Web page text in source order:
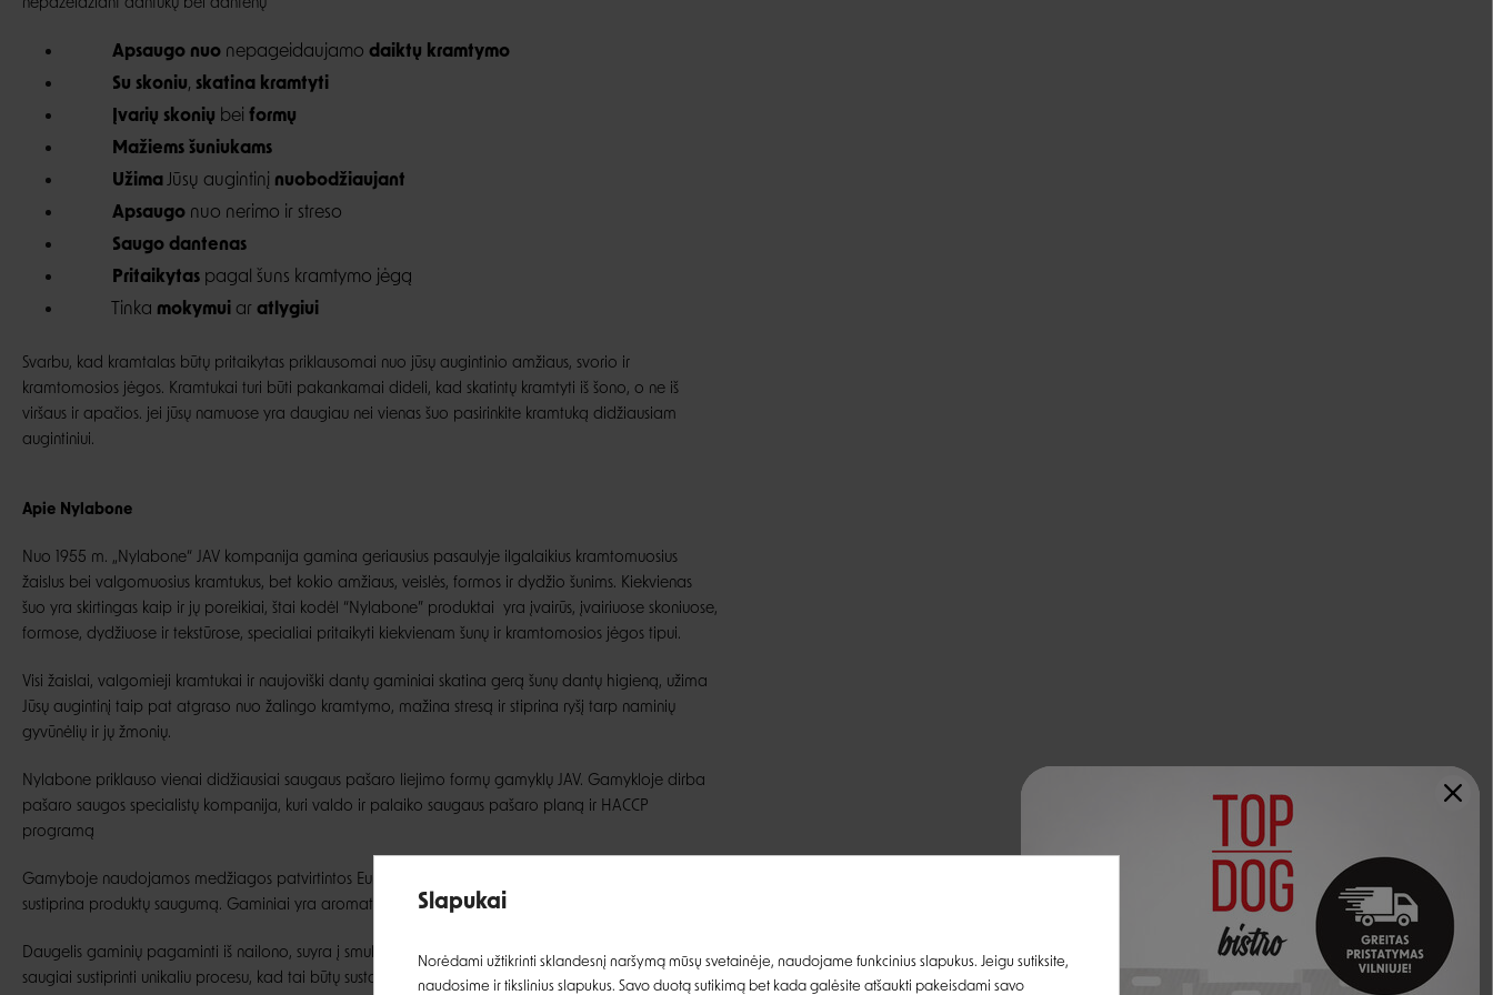
nepažeidžiant dantukų bei dantenų
Apsaugo nuo nepageidaujamo daiktų kramtymo
Su skoniu, skatina kramtyti
Įvarių skonių bei formų
Mažiems šuniukams
UžimaJūsų augintinį nuobodžiaujant
Apsaugo nuo nerimo ir streso
Saugo dantenas
Pritaikytas pagal šuns kramtymo jėgą
Tinka mokymui ar atlygiui
Svarbu, kad kramtalas būtų pritaikytas priklausomai nuo jūsų augintinio amžiaus, svorio ir
kramtomosios jėgos. Kramtukai turi būti pakankamai dideli, kad skatintų kramtyti iš šono, o ne iš
viršaus ir apačios. jei jūsų namuose yra daugiau nei vienas šuo pasirinkite kramtuką didžiausiam
augintiniui.
Apie Nylabone
Nuo 1955 m. „Nylabone“ JAV kompanija gamina geriausius pasaulyje ilgalaikius kramtomuosius
žaislus bei valgomuosius kramtukus, bet kokio amžiaus, veislės, formos ir dydžio šunims. Kiekvienas
šuo yra skirtingas kaip ir jų poreikiai, štai kodėl “Nylabone” produktai yra įvairūs, įvairiuose skoniuose,
formose, dydžiuose ir tekstūrose, specialiai pritaikyti kiekvienam šunų ir kramtomosios jėgos tipui.
Visi žaislai, valgomieji kramtukai ir naujoviški dantų gaminiai skatina gerą šunų dantų higieną, užima
Jūsų augintinį taip pat atgraso nuo žalingo kramtymo, mažina stresą ir stiprina ryšį tarp naminių
gyvūnėlių ir jų žmonių.
Nylabone priklauso vienai didžiausiai saugaus pašaro liejimo formų gamyklų JAV. Gamykloje dirba
pašaro saugos specialistų kompanija, kuri valdo ir palaiko saugaus pašaro planą ir HACCP
programą
Gamyboje naudojamos medžiagos patvirtintos Europos Sąjungoje. Unikalūs gamybos būdai
sustiprina produktų saugumą. Gaminiai yra aromatizuoti, kad užtikrinti ilgalaikį susidomėjimą
Daugelis gaminių pagaminti iš nailono, suyra į smulkius gabalėlius, tačiau Nylabone kramtukai yra
saugiai sustiprinti unikaliu procesu, kad tai būtų sustabdyta, šio proceso metu medžiaga sukietėja,
Slapukai
Norėdami užtikrinti sklandesnį naršymą mūsų svetainėje, naudojame funkcinius slapukus. Jeigu sutiksite,
naudosime ir tikslinius slapukus. Savo duotą sutikimą bet kada galėsite atšaukti pakeisdami savo